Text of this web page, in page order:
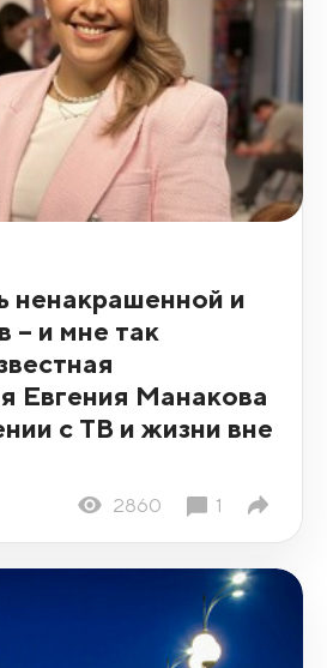
ненакрашенной и
– и мне так
Евгения Манакова
с ТВ и жизни вне
2860 1